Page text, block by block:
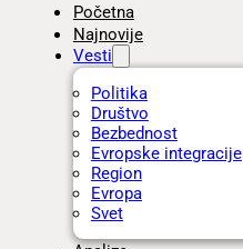
Početna
Najnovije
Vesti
Politika
Društvo
Bezbednost
Evropske integracije
Region
Evropa
Svet